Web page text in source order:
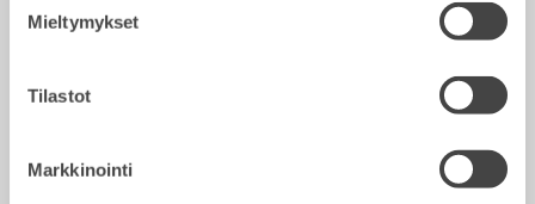
Mieltymykset
Tilastot
Markkinointi
Kauha 2-32 tonnisiin